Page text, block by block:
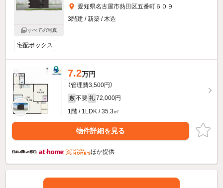
すべての写真
愛知県名古屋市熱田区五番町６０９
3階建 / 新築 / 木造
宅配ボックス
7.2万円
（管理費3,500円）
敷 不要 礼 72,000円
1階 / 1LDK / 35.3㎡
物件詳細を見る
ほか提供